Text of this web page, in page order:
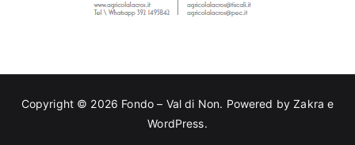
Copyright © 2026 Fondo – Val di Non. Powered byZakra e
WordPress.